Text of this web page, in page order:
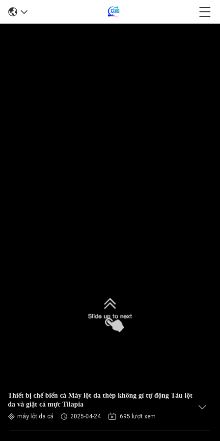
Thiết bị chế biến cá Máy lột da thép không gỉ tự động Tàu lột
da và giặt cá mực Tilapia
máy lột da cá 2025-04-24 695 lượt xem